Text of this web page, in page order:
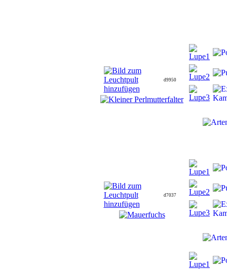
d9950
d7037